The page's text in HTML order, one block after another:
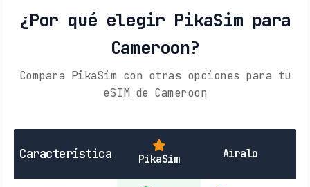
¿Por qué elegir PikaSim para
Cameroon?
Compara PikaSim con otras opciones para tu
eSIM de Cameroon
Característica PikaSim Airalo